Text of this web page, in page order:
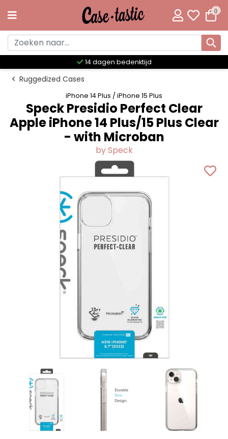
0
Meer dan 300 unieke designs
Ruggedized Cases
iPhone 14 Plus / iPhone 15 Plus
Speck Presidio Perfect Clear
Apple iPhone 14 Plus/15 Plus Clear
- with Microban
by Speck